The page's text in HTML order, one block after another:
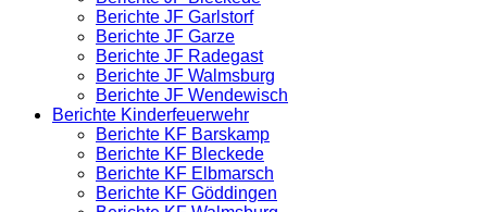
Berichte JF Garlstorf
Berichte JF Garze
Berichte JF Radegast
Berichte JF Walmsburg
Berichte JF Wendewisch
Berichte Kinderfeuerwehr
Berichte KF Barskamp
Berichte KF Bleckede
Berichte KF Elbmarsch
Berichte KF Göddingen